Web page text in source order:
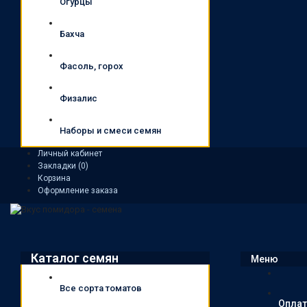
Бахча
Фасоль, горох
Физалис
Наборы и смеси семян
Личный кабинет
Закладки (0)
Корзина
Оформление заказа
Каталог семян
Все сорта томатов
Меню